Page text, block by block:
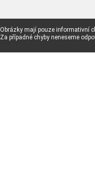
Obrázky mají pouze informativní
Za případné chyby neneseme